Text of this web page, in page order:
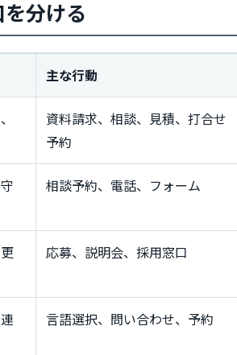
分ける
主な行動
資料請求、相談、見積、打合せ
予約
相談予約、電話、フォーム
応募、説明会、採用窓口
言語選択、問い合わせ、予約